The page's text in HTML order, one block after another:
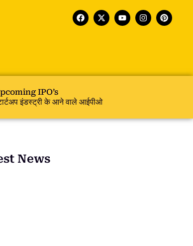
IPO’s
इंडस्ट्री के आने वाले आईपीओ
News